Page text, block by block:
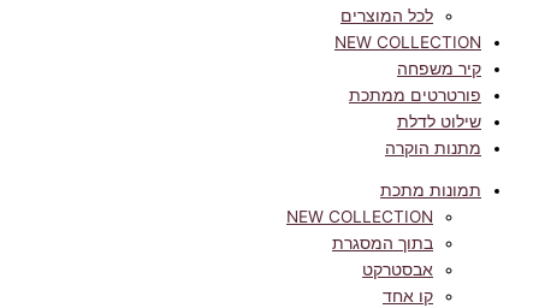
לכל המוצרים
NEW COLLECTION
קיר משפחה
פורטרטים ממתכת
שילוט לדלת
מתנות הוקרה
תמונות מתכת
NEW COLLECTION
בתוך המסגרת
אבסטרקט
קו אחד